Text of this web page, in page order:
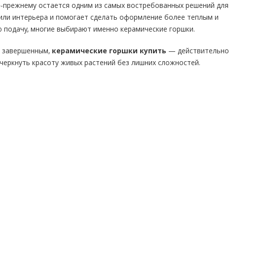
остается одним из самых востребованных решений для
интерьера и помогает сделать оформление более теплым и
многие выбирают именно керамические горшки.
завершенным, керамические горшки купить — действительно
красоту живых растений без лишних сложностей.